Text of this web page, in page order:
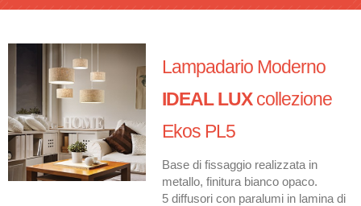
Lampadario Moderno
IDEAL LUXcollezione
Ekos PL5
Base di fissaggio realizzata in
metallo, finitura bianco opaco.
5 diffusori con paralumi in lamina di